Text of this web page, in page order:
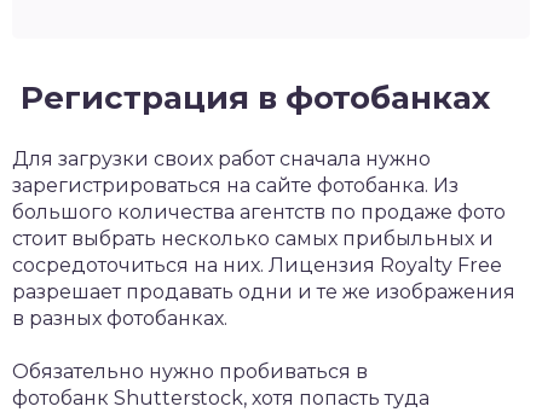
Регистрация в фотобанках
Для загрузки своих работ сначала нужно
зарегистрироваться на сайте фотобанка. Из
большого количества агентств по продаже фото
стоит выбрать несколько самых прибыльных и
сосредоточиться на них. Лицензия Royalty Free
разрешает продавать одни и те же изображения
в разных фотобанках.
Обязательно нужно пробиваться в
фотобанк Shutterstock, хотя попасть туда